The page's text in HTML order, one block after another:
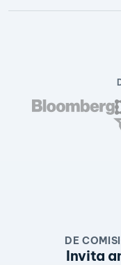
DE
Invita